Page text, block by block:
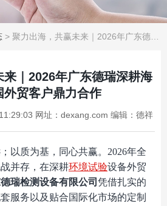
> 聚力出海，共赢未来｜2026年广东德瑞深耕海外市场，感恩多国外贸客户鼎力合作
｜2026年广东德瑞深耕海
贸客户鼎力合作
网址：dexang.com 编辑：德祥
以质为基，同心共赢。 2026年全
并存，在深耕环境试验设备外贸
瑞检测设备有限公司 凭借扎实的
服务以及贴合国际化市场的定制